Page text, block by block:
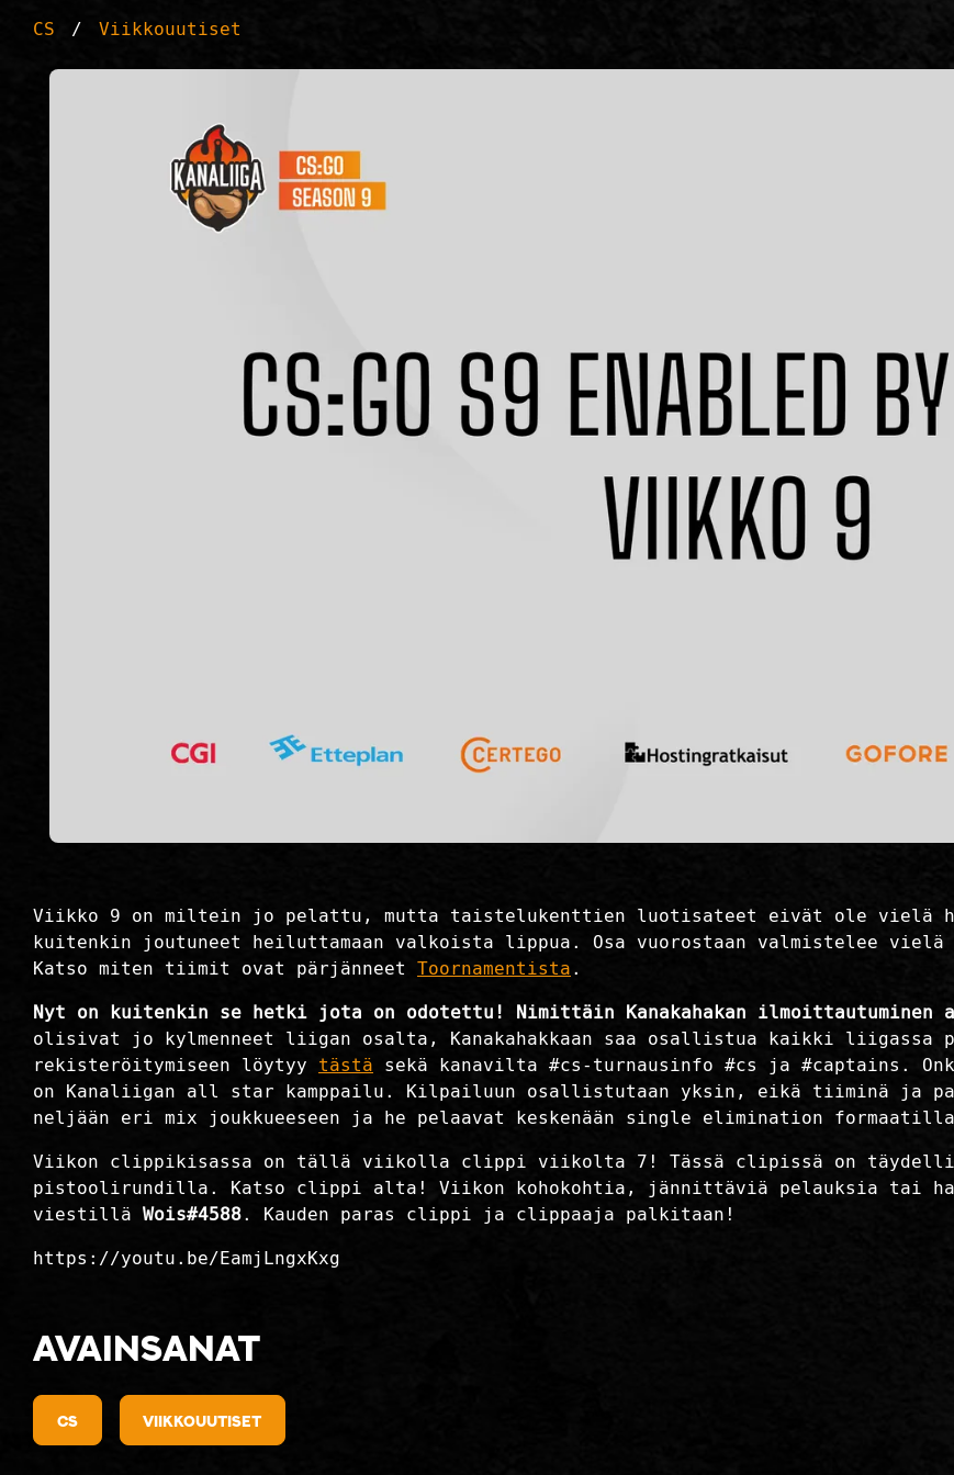
CS Viikkouutiset
Viikko 9 on miltein jo pelattu, mutta taistelukenttien luotisateet eivät ole vielä
kuitenkin joutuneet heiluttamaan valkoista lippua. Osa vuorostaan valmistelee
Katso miten tiimit ovat pärjänneet Toornamentista .
Nyt on kuitenkin se hetki jota on odotettu! Nimittäin Kanakahakan ilmoittautuminen
olisivat jo kylmenneet liigan osalta, Kanakahakkaan saa osallistua kaikki liigassa
rekisteröitymiseen löytyy tästä sekä kanavilta #cs-turnausinfo #cs ja #captains.
on Kanaliigan all star kamppailu. Kilpailuun osallistutaan yksin, eikä tiiminä ja
neljään eri mix joukkueeseen ja he pelaavat keskenään single elimination
Viikon clippikisassa on tällä viikolla clippi viikolta 7! Tässä clipissä on
pistoolirundilla. Katso clippi alta! Viikon kohokohtia, jännittäviä pelauksia tai
viestillä Wois#4588. Kauden paras clippi ja clippaaja palkitaan!
https://youtu.be/EamjLngxKxg
Avainsanat
cs viikkouutiset